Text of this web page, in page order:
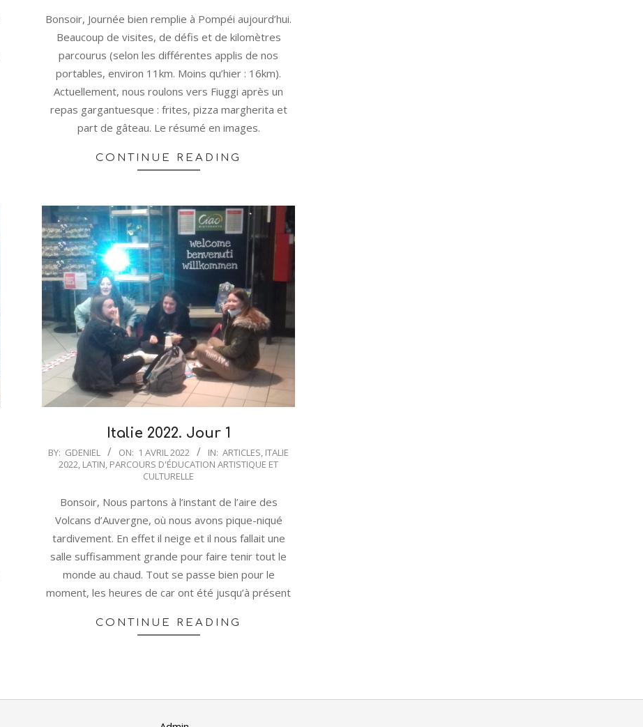
Bonsoir, Journée bien remplie à Pompéi aujourd’hui.
Beaucoup de visites, de défis et de kilomètres
parcourus (selon les différentes applis de nos
portables, environ 11km. Moins qu’hier : 16km).
Actuellement, nous roulons vers Fiuggi après un
repas gargantuesque : frites, pizza margherita et
part de gâteau. Le résumé en images.
CONTINUE READING
Italie 2022. Jour 1
2022-
BY: GDENIEL ON: 1 AVRIL 2022 IN: ARTICLES, ITALIE
2022, LATIN, PARCOURS D'ÉDUCATION ARTISTIQUE ET
CULTURELLE
Bonsoir, Nous partons à l’instant de l’aire des
Volcans d’Auvergne, où nous avons pique-niqué
tardivement. En effet il neige et il nous fallait une
salle suffisamment grande pour faire tenir tout le
monde au chaud. Tout se passe bien pour le
moment, les heures de car ont été jusqu’à présent
CONTINUE READING